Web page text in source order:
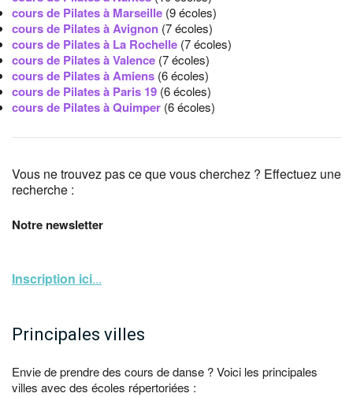
cours de Pilates à Marseille (9 écoles)
cours de Pilates à Avignon (7 écoles)
cours de Pilates à La Rochelle (7 écoles)
cours de Pilates à Valence (7 écoles)
cours de Pilates à Amiens (6 écoles)
cours de Pilates à Paris 19 (6 écoles)
cours de Pilates à Quimper (6 écoles)
Vous ne trouvez pas ce que vous cherchez ? Effectuez une
recherche :
Notre newsletter
Inscription ici...
Principales villes
Envie de prendre des cours de danse ? Voici les principales
villes avec des écoles répertoriées :